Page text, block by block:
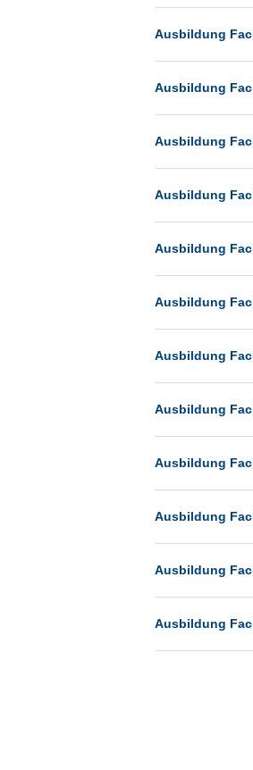
Kassel
Landau
Mainz
Münster
Neu-
Ausbildung
Ausbildung
Ausbildung
Ausbildung
Ausbildung
Ausbildung
Ausbildung
Ausbildung
Ausbildung
Ausbildung
Ausbildung
Ausbildung